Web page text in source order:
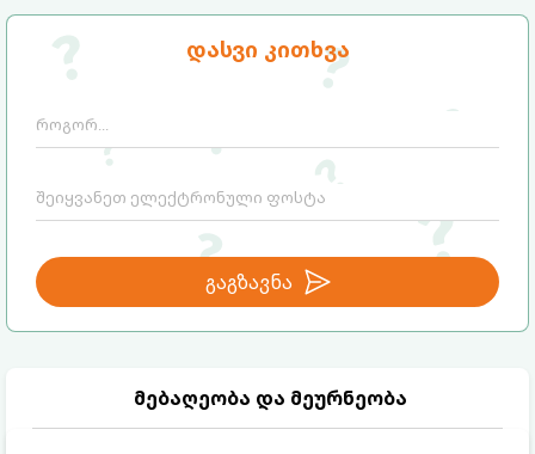
დასვი კითხვა
გაგზავნა
მებაღეობა და მეურნეობა
მათი ეფექტი და რას ფიქრობს ამაზე